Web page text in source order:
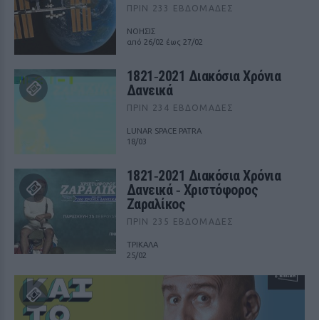
ΠΡΙΝ 233 ΕΒΔΟΜΆΔΕΣ
ΝΟΗΣΙΣ
από 26/02 έως 27/02
1821‑2021 Διακόσια Χρόνια
Δανεικά
ΠΡΙΝ 234 ΕΒΔΟΜΆΔΕΣ
LUNAR SPACE PATRA
18/03
1821‑2021 Διακόσια Χρόνια
Δανεικά ‑ Χριστόφορος
Ζαραλίκος
ΠΡΙΝ 235 ΕΒΔΟΜΆΔΕΣ
ΤΡΙΚΑΛΑ
25/02